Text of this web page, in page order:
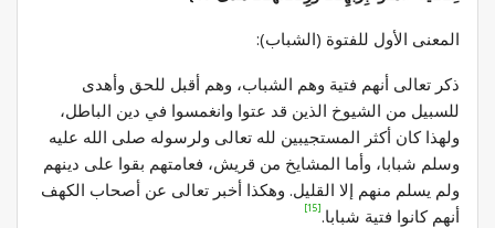
المعنى الأول للفتوة (الشباب):
ذكر تعالى أنهم فتية وهم الشباب، وهم أقبل للحق وأهدى
للسبيل من الشيوخ الذين قد عتوا وانغمسوا في دين الباطل،
ولهذا كان أكثر المستجيبين لله تعالى ولرسوله صلى الله عليه
وسلم شبابا، وأما المشايخ من قريش، فعامتهم بقوا على دينهم
ولم يسلم منهم إلا القليل. وهكذا أخبر تعالى عن أصحاب الكهف
أنهم كانوا فتية شبابا.[15]